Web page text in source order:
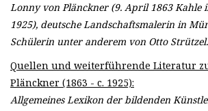
Lonny von Plänckner (9. April 1863 Kahle
1925), deutsche Landschaftsmalerin in
Schülerin unter anderem von Otto Strützel.
Quellen und weiterführende Literatur
Plänckner (1863 - c. 1925):
Allgemeines Lexikon der bildenden